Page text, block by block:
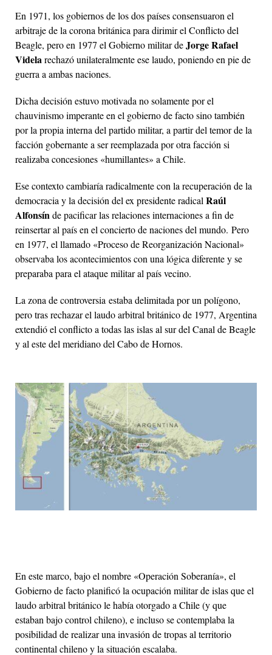
En 1971, los gobiernos de los dos países consensuaron el
arbitraje de la corona británica para dirimir el Conflicto del
Beagle, pero en 1977 el Gobierno militar deJorge Rafael
Videlarechazó unilateralmente ese laudo, poniendo en pie de
guerra a ambas naciones.
Dicha decisión estuvo motivada no solamente por el
chauvinismo imperante en el gobierno de facto sino también
por la propia interna del partido militar, a partir del temor de la
facción gobernante a ser reemplazada por otra facción si
realizaba concesiones «humillantes» a Chile.
Ese contexto cambiaría radicalmente con la recuperación de la
democracia y la decisión del ex presidente radical Raúl
Alfonsínde pacificar las relaciones internaciones a fin de
reinsertar al país en el concierto de naciones del mundo. Pero
en 1977, el llamado «Proceso de Reorganización Nacional»
observaba los acontecimientos con una lógica diferente y se
preparaba para el ataque militar al país vecino.
La zona de controversia estaba delimitada por un polígono,
pero tras rechazar el laudo arbitral británico de 1977, Argentina
extendió el conflicto a todas las islas al sur del Canal de Beagle
y al este del meridiano del Cabo de Hornos.
En este marco, bajo el nombre «Operación Soberanía», el
Gobierno de facto planificó la ocupación militar de islas que el
laudo arbitral británico le había otorgado a Chile (y que
estaban bajo control chileno), e incluso se contemplaba la
posibilidad de realizar una invasión de tropas al territorio
continental chileno y la situación escalaba.